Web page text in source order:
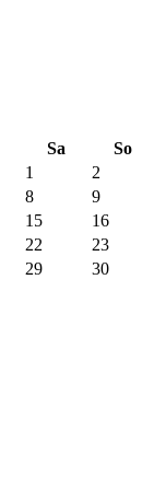
Sa
So
1
2
8
9
15
16
22
23
29
30